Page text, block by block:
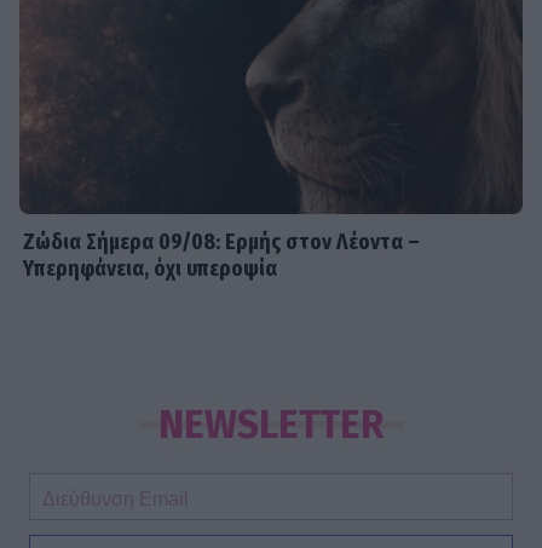
Ζώδια Σήμερα 09/08: Ερμής στον Λέοντα –
Υπερηφάνεια, όχι υπεροψία
NEWSLETTER